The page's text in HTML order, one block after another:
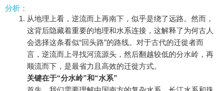
分析：
从地理上看，逆流而上再南下，似乎是绕了远路。然而，
这背后隐藏着重要的地理和水系连接，这解释了为何古人
会选择这条看似“回头路”的路线。对于古代的迁徙者而
言，逆流而上寻找河流源头，然后翻越较低的分水岭，再
顺流而下，是最省力且高效的迁徙方式。
关键在于“分水岭”和“水系”